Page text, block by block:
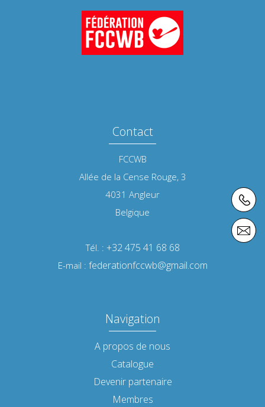
Contact
FCCWB
Allée de la Cense Rouge, 3
4031 Angleur
Belgique
Tél. : +32 475 41 68 68
E-mail : federationfccwb@gmail.com
Navigation
A propos de nous
Catalogue
Devenir partenaire
Membres